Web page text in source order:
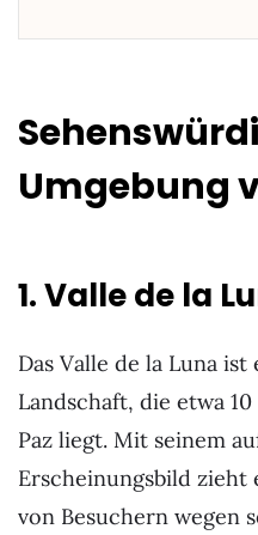
Umgebung
1. Valle de la
Das Valle de la Luna
Landschaft, die etwa
Paz liegt. Mit seinem
Erscheinungsbild zieht
von Besuchern wegen